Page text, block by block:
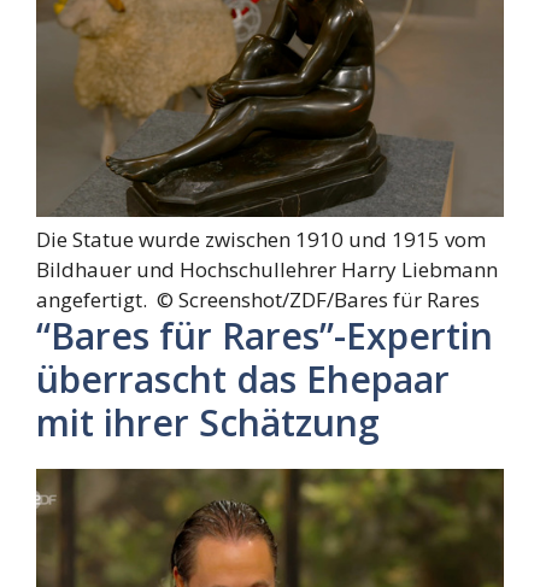
Die Statue wurde zwischen 1910 und 1915 vom
Bildhauer und Hochschullehrer Harry Liebmann
angefertigt. © Screenshot/ZDF/Bares für Rares
“Bares für Rares”-Expertin
überrascht das Ehepaar
mit ihrer Schätzung